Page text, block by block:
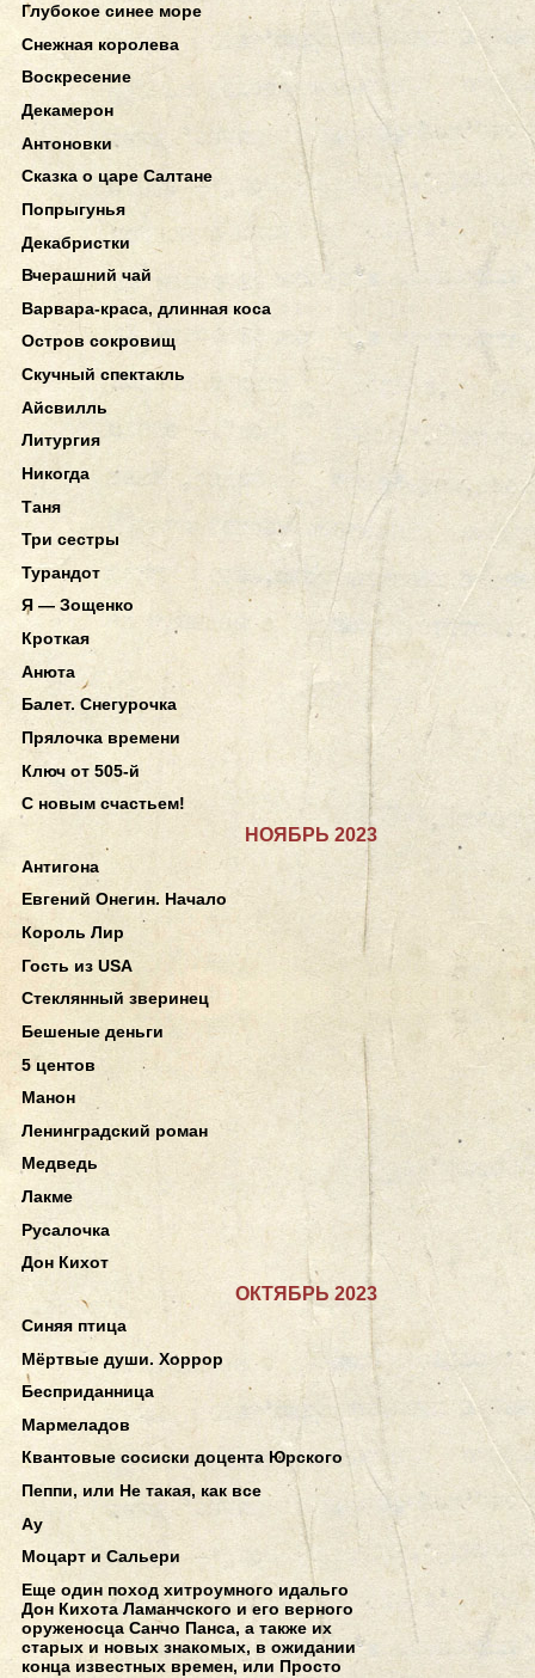
Глубокое синее море
Снежная королева
Воскресение
Декамерон
Антоновки
Сказка о царе Салтане
Попрыгунья
Декабристки
Вчерашний чай
Варвара-краса, длинная коса
Остров сокровищ
Скучный спектакль
Айсвилль
Литургия
Никогда
Таня
Три сестры
Турандот
Я — Зощенко
Кроткая
Анюта
Балет. Снегурочка
Прялочка времени
Ключ от 505-й
С новым счастьем!
НОЯБРЬ 2023
Антигона
Евгений Онегин. Начало
Король Лир
Гость из USA
Стеклянный зверинец
Бешеные деньги
5 центов
Манон
Ленинградский роман
Медведь
Лакме
Русалочка
Дон Кихот
ОКТЯБРЬ 2023
Синяя птица
Мёртвые души. Хоррор
Бесприданница
Мармеладов
Квантовые сосиски доцента Юрского
Пеппи, или Не такая, как все
Ау
Моцарт и Сальери
Еще один поход хитроумного идальго
Дон Кихота Ламанчского и его верного
оруженосца Санчо Панса, а также их
старых и новых знакомых, в ожидании
конца известных времен, или Просто